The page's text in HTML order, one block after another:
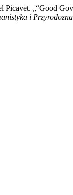
Picavet. „“Good
i